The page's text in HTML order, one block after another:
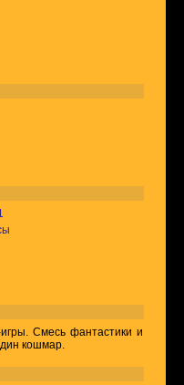
Смесь фантастики и
кошмар.